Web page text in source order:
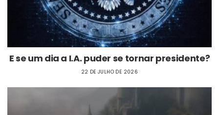
E se um dia a I.A. puder se tornar presidente?
22 DE JULHO DE 2026